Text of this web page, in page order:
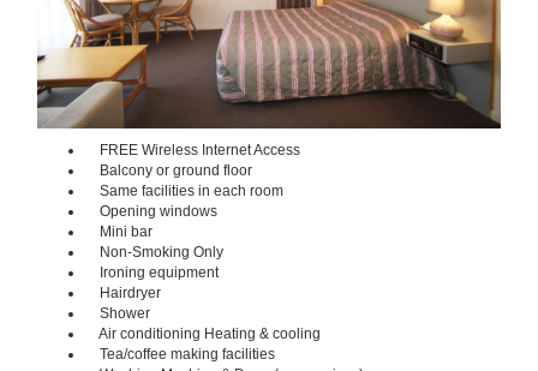
FREE Wireless Internet Access
Balcony or ground floor
Same facilities in each room
Opening windows
Mini bar
Non-Smoking Only
Ironing equipment
Hairdryer
Shower
Air conditioning Heating & cooling
Tea/coffee making facilities